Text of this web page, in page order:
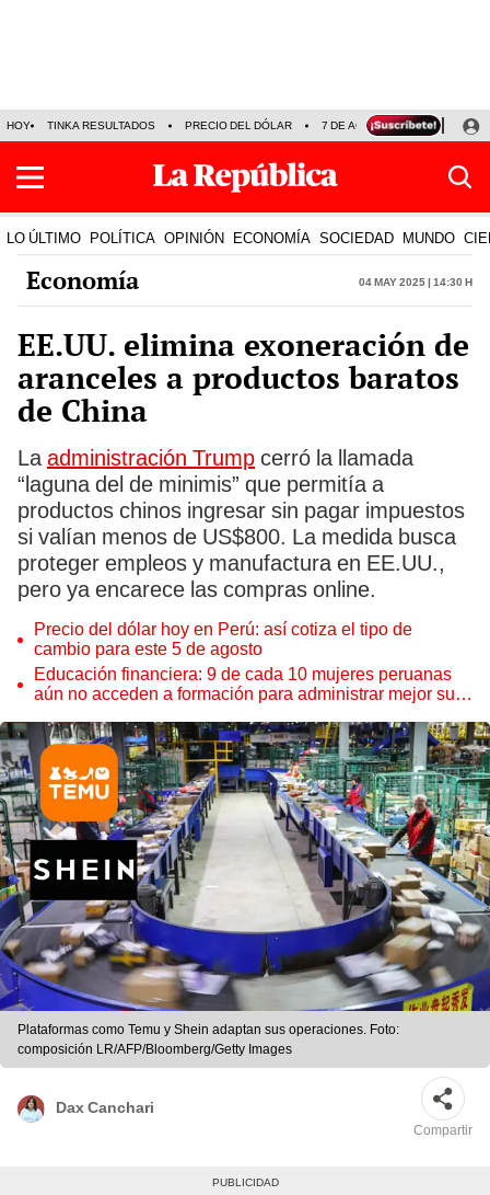
HOY TINKA RESULTADOS PRECIO DEL DÓLAR 7 DE AGOSTO OLLANTA
LO ÚLTIMO POLÍTICA OPINIÓN ECONOMÍA SOCIEDAD MUNDO
Economía 04 May 2025 | 14:30 h
EE.UU. elimina exoneración de
aranceles a productos baratos
de China
La administración Trump cerró la llamada
“laguna del de minimis” que permitía a
productos chinos ingresar sin pagar impuestos
si valían menos de US$800. La medida busca
proteger empleos y manufactura en EE.UU.,
pero ya encarece las compras online.
Precio del dólar hoy en Perú: así cotiza el tipo de
cambio para este 5 de agosto
Educación financiera: 9 de cada 10 mujeres peruanas
aún no acceden a formación para administrar mejor su
Plataformas como Temu y Shein adaptan sus operaciones. Foto:
composición LR/AFP/Bloomberg/Getty Images
Dax Canchari
Compartir